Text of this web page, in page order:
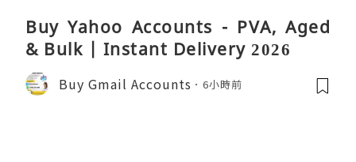
Buy Yahoo Accounts - PVA, Aged
& Bulk | Instant Delivery 2026
Buy Gmail Accounts 6小時前